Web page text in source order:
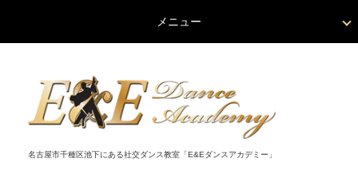
名古屋市千種区池下にある社交ダンス教室「E&Eダンスアカデミー」
メニュー